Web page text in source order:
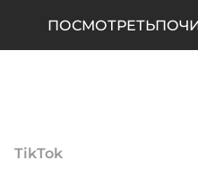
ПОСМОТРЕТЬ
TikTok